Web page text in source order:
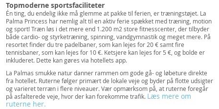
Topmoderne sportsfaciliteter
Én ting, du endelig ikke må glemme at pakke til ferien, er træningstøjet. La
Palma Princess har nemlig alt til en aktiv ferie spækket med træning, motion
og sport! Træn løs i det mere end 1.200 m2 store fitnesscenter, der tilbyder
både cardio- og styrketræning, spinning, vandgymnastik og meget mere. På
resortet finder du tre padelbaner, som kan lejes for 20 € samt fire
tennisbaner, som kan lejes for 10 €. Ketsjere kan lejes for 5 €, og bolde er
inkluderet. Dette kan gøres via hotellets app.
La Palmas smukke natur danner rammen om gode gå- og løbeture direkte
fra hotellet. Ruterne følger primært de lokale veje og byder på flotte udsigter
og varieret terræn i flere niveauer. Vær opmærksom på, at ruterne foregår
på asfalterede veje, hvor der kan forekomme trafik. Læs mere om
ruterne her.